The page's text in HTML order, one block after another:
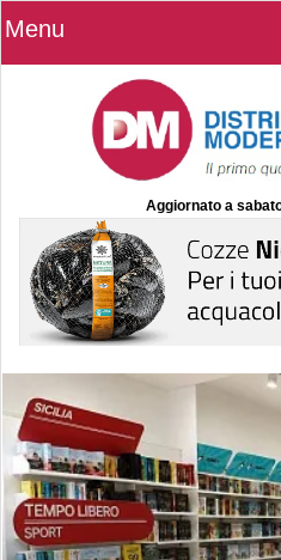
Menu
Aggiornato a